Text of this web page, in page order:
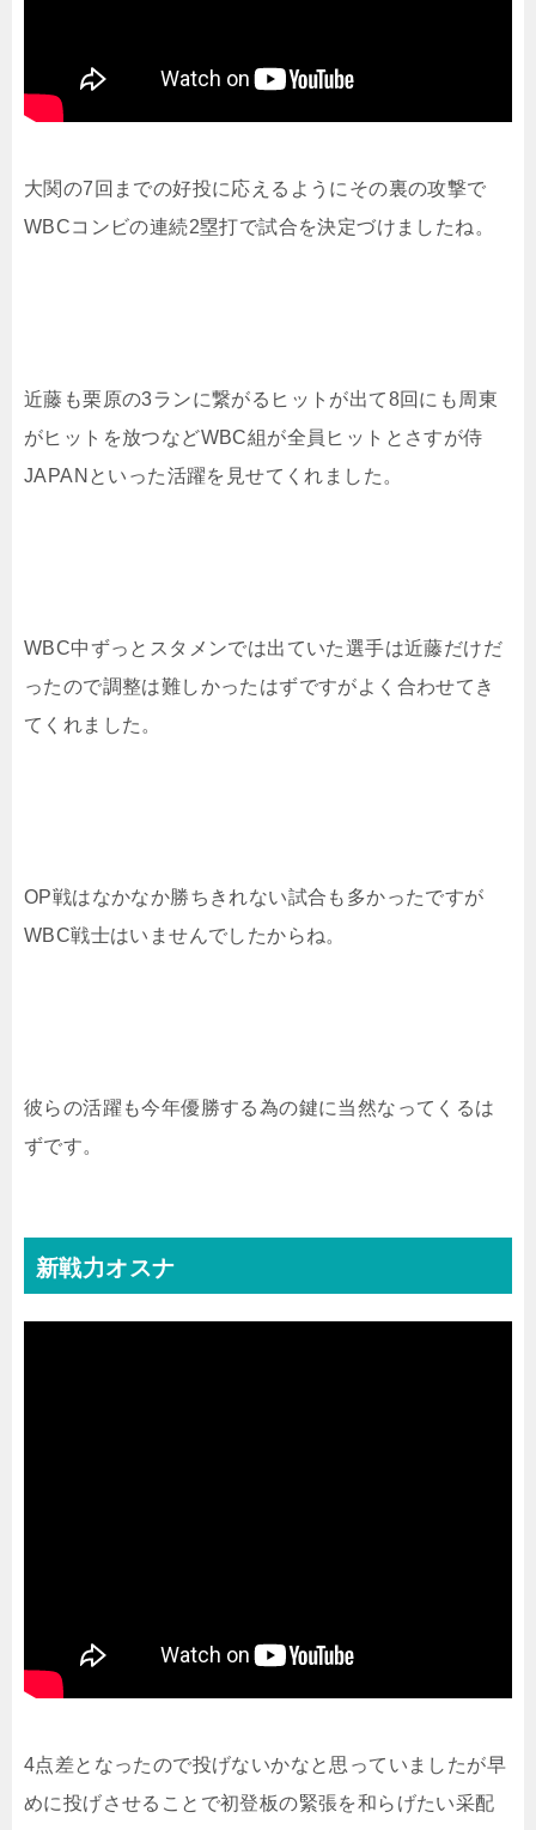
大関の7回までの好投に応えるようにその裏の攻撃で
WBCコンビの連続2塁打で試合を決定づけましたね。
近藤も栗原の3ランに繋がるヒットが出て8回にも周東
がヒットを放つなどWBC組が全員ヒットとさすが侍
JAPANといった活躍を見せてくれました。
WBC中ずっとスタメンでは出ていた選手は近藤だけだ
ったので調整は難しかったはずですがよく合わせてき
てくれました。
OP戦はなかなか勝ちきれない試合も多かったですが
WBC戦士はいませんでしたからね。
彼らの活躍も今年優勝する為の鍵に当然なってくるは
ずです。
新戦力オスナ
4点差となったので投げないかなと思っていましたが早
めに投げさせることで初登板の緊張を和らげたい采配